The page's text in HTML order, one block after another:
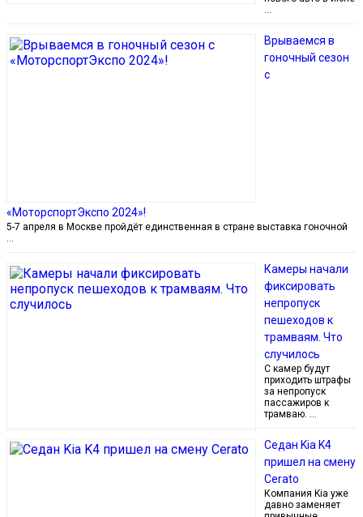
…
Врываемся в
гоночный сезон
с
«МоторспортЭкспо 2024»!
5-7 апреля в Москве пройдёт единственная в стране выставка гоночной
…
Камеры начали
фиксировать
непропуск
пешеходов к
трамваям. Что
случилось
С камер будут
приходить штрафы
за непропуск
пассажиров к
трамваю. …
Седан Kia K4
пришел на смену
Cerato
Компания Kia уже
давно заменяет